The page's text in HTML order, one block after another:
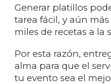
Generar platillos
tarea fácil, y aún
miles de recetas a la
Por esta razón,
alma para que el
tu evento sea el